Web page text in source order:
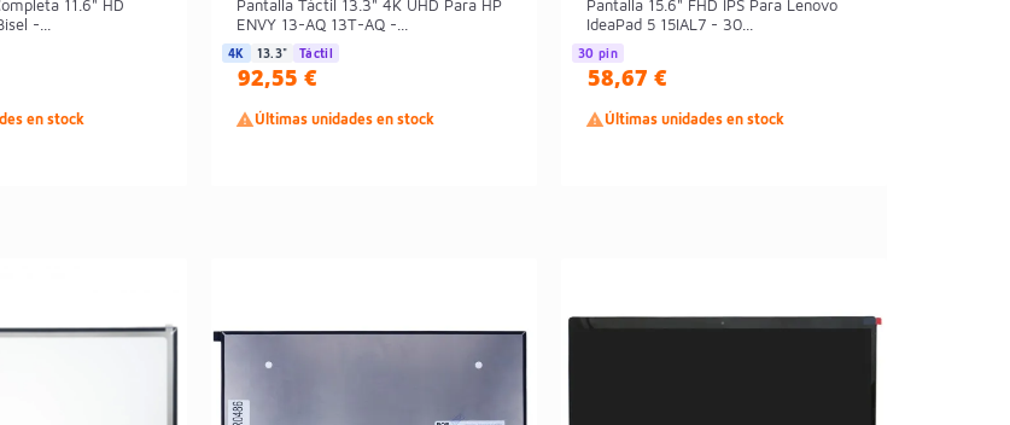
11.6" HD
-...
en stock
Pantalla Táctil 13.3" 4K UHD Para HP
ENVY 13-AQ 13T-AQ -...
4K 13.3" Táctil
92,55 €
Últimas unidades en stock
Pantalla 15.6" FHD IPS Para Lenovo
IdeaPad 5 15IAL7 - 30...
30 pin
58,67 €
Últimas unidades en stock